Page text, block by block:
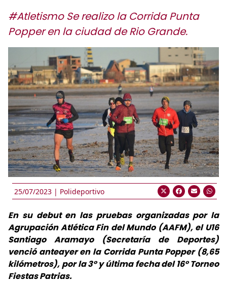
#Atletismo Se realizo la Corrida Punta
Popper en la ciudad de Rio Grande.
25/07/2023 | Polideportivo
En su debut en las pruebas organizadas por la
Agrupación Atlética Fin del Mundo (AAFM), el U16
Santiago Aramayo (Secretaría de Deportes)
venció anteayer en la Corrida Punta Popper (8,65
kilómetros), por la 3° y última fecha del 16° Torneo
Fiestas Patrias.